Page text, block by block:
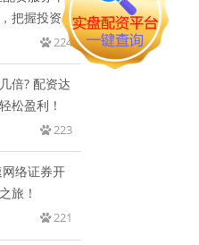
把握投资机
224
倍? 配资达
松盈利！
223
络证券开
旅！
221